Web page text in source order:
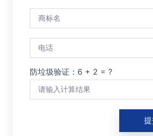
防垃圾验证：6 + 2 = ?